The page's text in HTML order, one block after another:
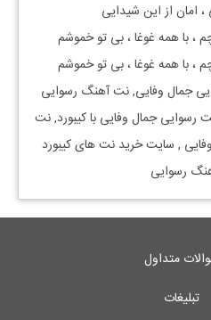
، امان از این شیدایی
، با همه غوغا ، بی تو خموشم
، با همه غوغا ، بی تو خموشم
جمال وفایی, نت آهنگ رسوایی
رسوایی جمال وفایی باکیبورد, نت
, سایت خرید نت های کیبورد
رسوایی
متداول
تبلیغات